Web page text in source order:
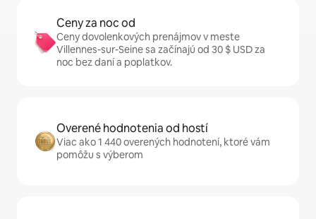
Ceny za noc od
Ceny dovolenkových prenájmov v meste
Villennes-sur-Seine sa začínajú od 30 $ USD za
noc bez daní a poplatkov.
Overené hodnotenia od hostí
Viac ako 1 440 overených hodnotení, ktoré vám
pomôžu s výberom